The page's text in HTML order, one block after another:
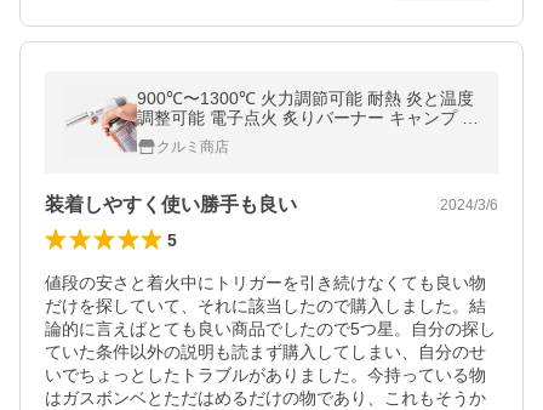
900℃〜1300℃ 火力調節可能 耐熱 炎と温度
調整可能 電子点火 炙りバーナー キャンプ 炙
り調理 バーベキュー アウトドア BBQ お菓
子作り
クルミ商店
装着しやすく使い勝手も良い 2024/3/6
5
値段の安さと着火中にトリガーを引き続けなくても良い物
だけを探していて、それに該当したので購入しました。結
論的に言えばとても良い商品でしたので5つ星。自分の探し
ていた条件以外の説明も読まず購入してしまい、自分のせ
いでちょっとしたトラブルがありました。今持っている物
はガスボンベとただはめるだけの物であり、これもそうか